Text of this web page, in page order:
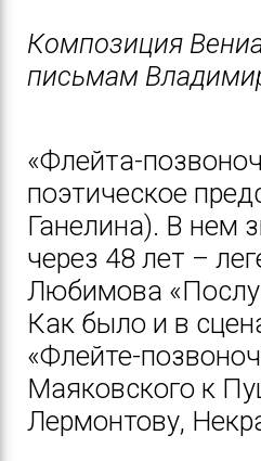
Композиция
письмам
«Флейта-
поэтическое
Ганелина). В нем
через 48 лет –
Любимова
Как было и в
«Флейте-
Маяковского к
Лермонтову,